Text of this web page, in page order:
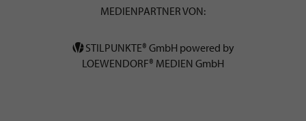
MEDIENPARTNER VON:
STILPUNKTE® GmbH powered by
LOEWENDORF® MEDIEN GmbH